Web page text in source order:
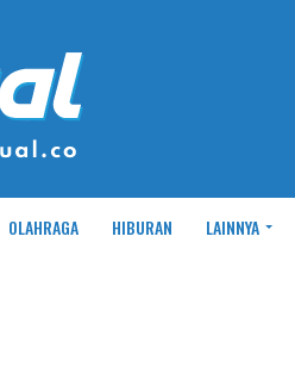
OLAHRAGA HIBURAN LAINNYA